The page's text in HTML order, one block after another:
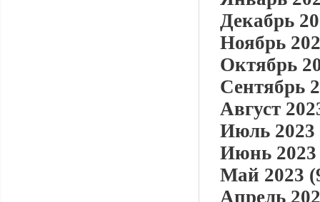
Декабрь
Ноябрь
Октябрь
Сентябрь
Август
Июль 2023
Июнь 2023
Май 2023
Апрель